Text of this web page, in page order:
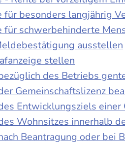
besonders langjährig
schwerbehinderte
ausstellen
stellen
des Betriebs
Gemeinschaftslizenz
Entwicklungsziels
Wohnsitzes innerhalb
Beantragung oder bei